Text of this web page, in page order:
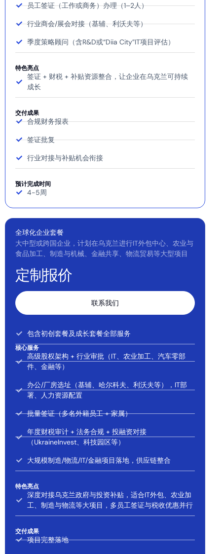
员工签证（工作或商务）办理（1–2人）
行业商会/展会对接（基辅、利沃夫等）
季度策略顾问（含R&D或“Diia City”IT项目评估）
特色亮点
签证 + 财税 + 补贴资源整合，让企业在乌克兰可持续
成长
交付成果
合规财务报表
签证批复
行业对接与补贴机会衔接
预计完成时间
4-5周
全球化企业套餐
大中型或跨国企业，计划在乌克兰进行IT外包中心、农业与
食品加工、制造与机械、金融共享、物流贸易等大型项目
定制报价
联系我们
包含初创套餐及成长套餐全部服务
核心服务
高级股权架构 + 行业审批（IT、农业加工、汽车零部
件、金融等）
办公/厂房选址（基辅、哈尔科夫、利沃夫等），IT部
署、人力资源配置
批量签证（多名外籍员工 + 家属）
年度财税审计 + 法务合规 + 投融资对接
（UkraineInvest、科技园区等）
大规模制造/物流/IT/金融项目落地，供应链整合
特色亮点
深度对接乌克兰政府与投资补贴，适合IT外包、农业加
工、制造与物流等大项目，多员工签证与税收优惠并行
交付成果
项目完整落地